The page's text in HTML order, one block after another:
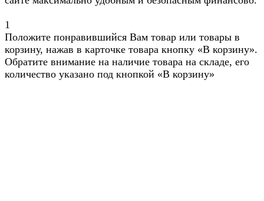
1
Положите понравившийся Вам товар или товары в
корзину, нажав в карточке товара кнопку «В корзину».
Обратите внимание на наличие товара на складе, его
количество указано под кнопкой «В корзину»